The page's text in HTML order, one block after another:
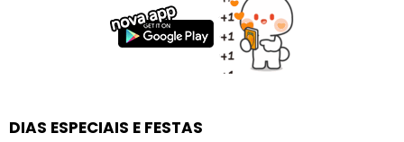
DIAS ESPECIAIS E FESTAS